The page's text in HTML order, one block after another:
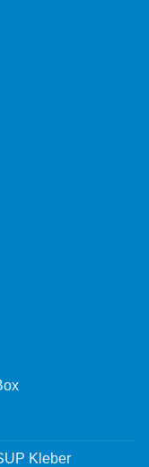
Kleber